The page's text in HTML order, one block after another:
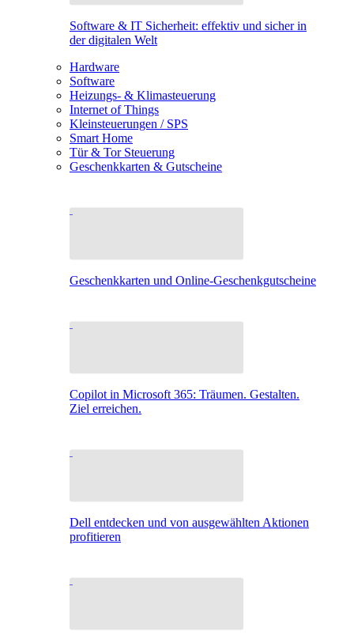
Software & IT Sicherheit: effektiv und sicher in
der digitalen Welt
Hardware
Software
Heizungs- & Klimasteuerung
Internet of Things
Kleinsteuerungen / SPS
Smart Home
Tür & Tor Steuerung
Geschenkkarten & Gutscheine
Geschenkkarten und Online-Geschenkgutscheine
Copilot in Microsoft 365: Träumen. Gestalten.
Ziel erreichen.
Dell entdecken und von ausgewählten Aktionen
profitieren